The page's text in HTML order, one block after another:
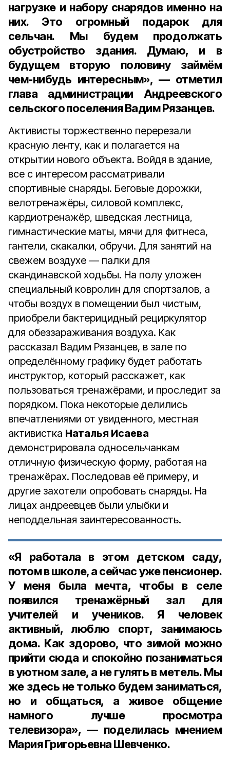
нагрузке и набору снарядов именно на
них. Это огромный подарок для
сельчан. Мы будем продолжать
обустройство здания. Думаю, и в
будущем вторую половину займём
чем-нибудь интересным», — отметил
глава администрации Андреевского
сельского поселения Вадим Рязанцев.
Активисты торжественно перерезали
красную ленту, как и полагается на
открытии нового объекта. Войдя в здание,
все с интересом рассматривали
спортивные снаряды. Беговые дорожки,
велотренажёры, силовой комплекс,
кардиотренажёр, шведская лестница,
гимнастические маты, мячи для фитнеса,
гантели, скакалки, обручи. Для занятий на
свежем воздухе — палки для
скандинавской ходьбы. На полу уложен
специальный ковролин для спортзалов, а
чтобы воздух в помещении был чистым,
приобрели бактерицидный рециркулятор
для обеззараживания воздуха. Как
рассказал Вадим Рязанцев, в зале по
определённому графику будет работать
инструктор, который расскажет, как
пользоваться тренажёрами, и проследит за
порядком. Пока некоторые делились
впечатлениями от увиденного, местная
активистка Наталья Исаева
демонстрировала односельчанкам
отличную физическую форму, работая на
тренажёрах. Последовав её примеру, и
другие захотели опробовать снаряды. На
лицах андреевцев были улыбки и
неподдельная заинтересованность.
«Я работала в этом детском саду,
потом в школе, а сейчас уже пенсионер.
У меня была мечта, чтобы в селе
появился тренажёрный зал для
учителей и учеников. Я человек
активный, люблю спорт, занимаюсь
дома. Как здорово, что зимой можно
прийти сюда и спокойно позаниматься
в уютном зале, а не гулять в метель. Мы
же здесь не только будем заниматься,
но и общаться, а живое общение
намного лучше просмотра
телевизора», — поделилась мнением
Мария Григорьевна Шевченко.